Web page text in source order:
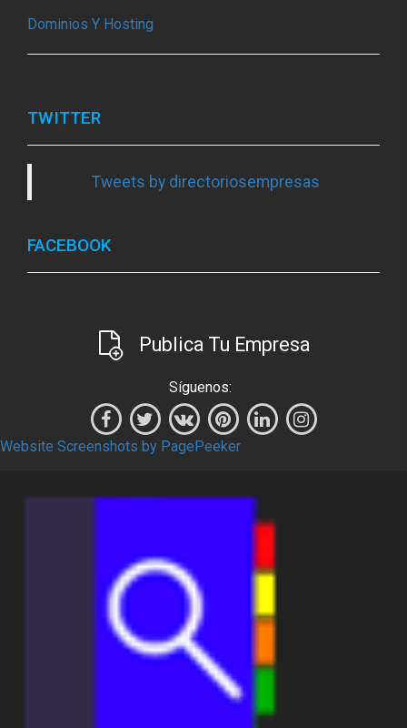
Dominios Y Hosting
TWITTER
Tweets by directoriosempresas
FACEBOOK
Publica Tu Empresa
Síguenos:
Website Screenshots by PagePeeker